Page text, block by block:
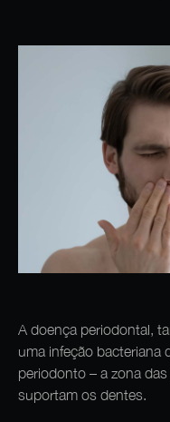
A doença periodontal,
uma infeção bacteriana
periodonto – a zona
suportam os dentes.